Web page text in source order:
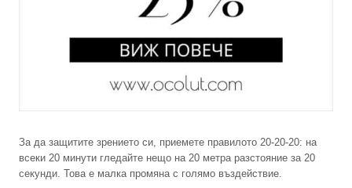
За да защитите зрението си, приемете правилото 20-20-20: на
всеки 20 минути гледайте нещо на 20 метра разстояние за 20
секунди. Това е малка промяна с голямо въздействие.